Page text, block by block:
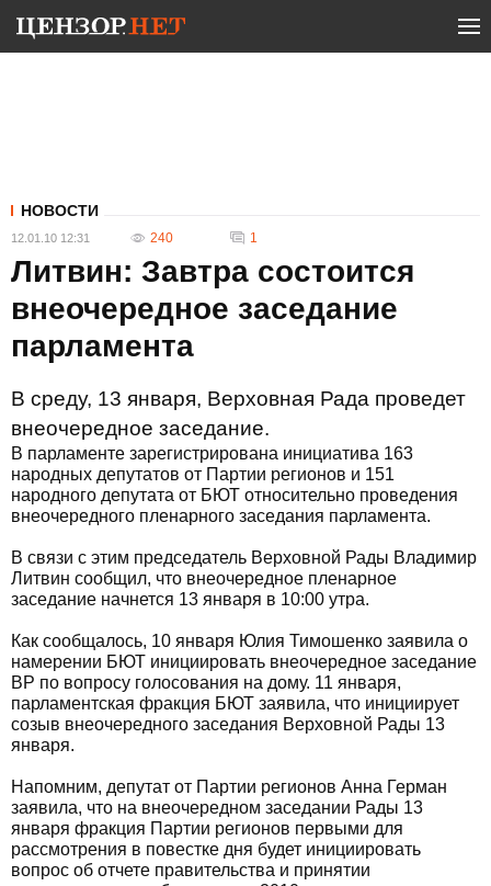
НОВОСТИ
12.01.10 12:31 240 1
Литвин: Завтра состоится
внеочередное заседание
парламента
В среду, 13 января, Верховная Рада проведет
внеочередное заседание.
В парламенте зарегистрирована инициатива 163
народных депутатов от Партии регионов и 151
народного депутата от БЮТ относительно проведения
внеочередного пленарного заседания парламента.
В связи с этим председатель Верховной Рады Владимир
Литвин сообщил, что внеочередное пленарное
заседание начнется 13 января в 10:00 утра.
Как сообщалось, 10 января Юлия Тимошенко заявила о
намерении БЮТ инициировать внеочередное заседание
ВР по вопросу голосования на дому. 11 января,
парламентская фракция БЮТ заявила, что инициирует
созыв внеочередного заседания Верховной Рады 13
января.
Напомним, депутат от Партии регионов Анна Герман
заявила, что на внеочередном заседании Рады 13
января фракция Партии регионов первыми для
рассмотрения в повестке дня будет инициировать
вопрос об отчете правительства и принятии